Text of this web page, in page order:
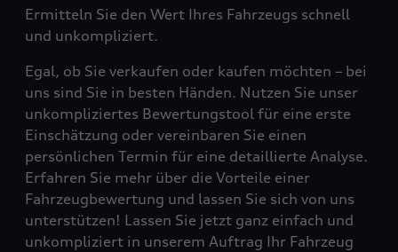
Ermitteln Sie den Wert Ihres Fahrzeugs schnell
und unkompliziert.
Egal, ob Sie verkaufen oder kaufen möchten – bei
uns sind Sie in besten Händen. Nutzen Sie unser
unkompliziertes Bewertungstool für eine erste
Einschätzung oder vereinbaren Sie einen
persönlichen Termin für eine detaillierte Analyse.
Erfahren Sie mehr über die Vorteile einer
Fahrzeugbewertung und lassen Sie sich von uns
unterstützen! Lassen Sie jetzt ganz einfach und
unkompliziert in unserem Auftrag Ihr Fahrzeug